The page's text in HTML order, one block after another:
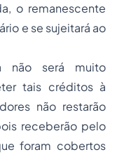
o remanescente
e se sujeitará ao
não será muito
tais créditos à
não restarão
receberão pelo
foram cobertos